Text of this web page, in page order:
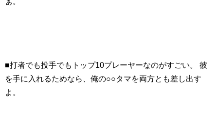
■打者でも投手でもトップ10プレーヤーなのがすごい。 彼
を手に入れるためなら、俺の○○タマを両方とも差し出す
よ。